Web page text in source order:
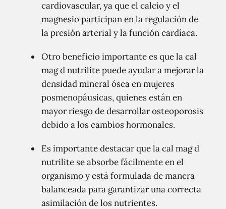
cardiovascular, ya que el calcio y el
magnesio participan en la regulación de
la presión arterial y la función cardíaca.
Otro beneficio importante es que la cal
mag d nutrilite puede ayudar a mejorar la
densidad mineral ósea en mujeres
posmenopáusicas, quienes están en
mayor riesgo de desarrollar osteoporosis
debido a los cambios hormonales.
Es importante destacar que la cal mag d
nutrilite se absorbe fácilmente en el
organismo y está formulada de manera
balanceada para garantizar una correcta
asimilación de los nutrientes.